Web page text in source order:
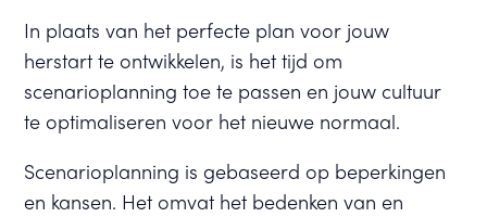
In plaats van het perfecte plan voor jouw
herstart te ontwikkelen, is het tijd om
scenarioplanning toe te passen en jouw cultuur
te optimaliseren voor het nieuwe normaal.
Scenarioplanning is gebaseerd op beperkingen
en kansen. Het omvat het bedenken van en